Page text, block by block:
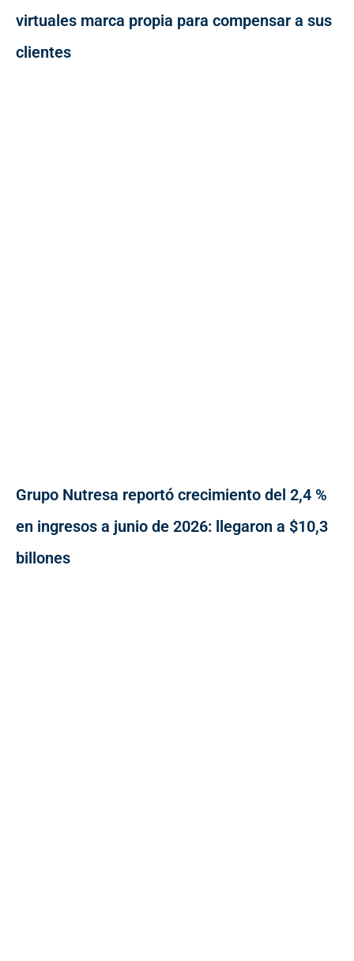
virtuales marca propia para compensar a sus
clientes
Grupo Nutresa reportó crecimiento del 2,4 %
en ingresos a junio de 2026: llegaron a $10,3
billones